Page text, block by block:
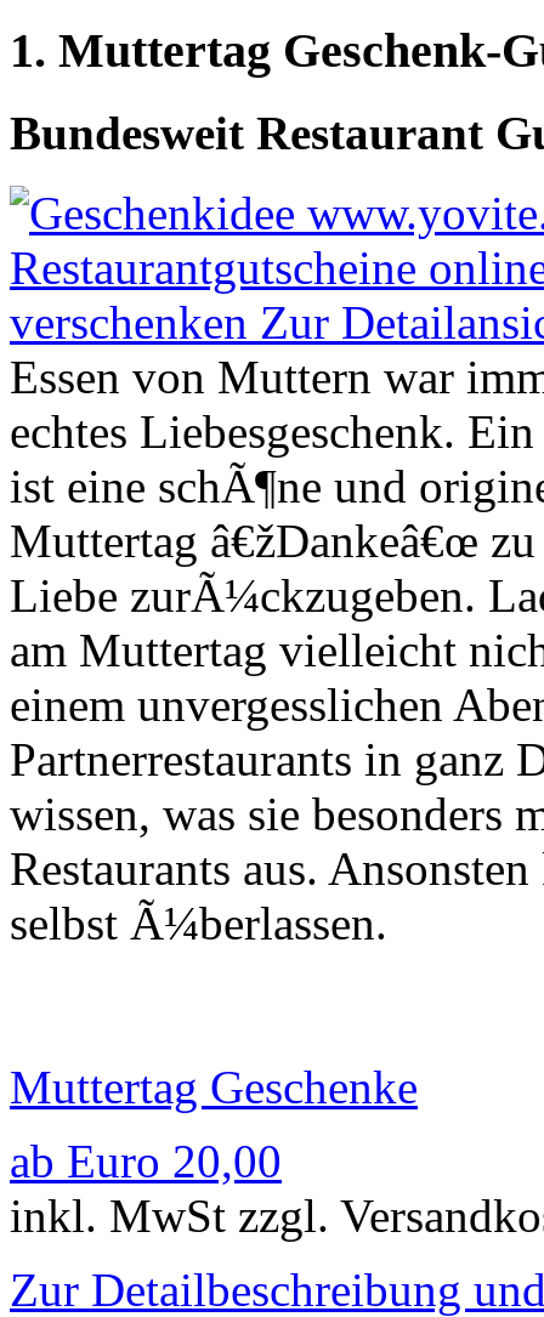
1. Muttertag Geschenk-
Bundesweit Restaurant
Essen von Muttern war
echtes Liebesgeschenk.
ist eine schÃ¶ne und
Muttertag â€žDankeâ€œ
Liebe zurÃ¼ckzugeben.
am Muttertag vielleicht
einem unvergesslichen
Partnerrestaurants in ganz
wissen, was sie besonders
Restaurants aus.
selbst Ã¼berlassen.
Muttertag Geschenke
ab Euro 20,00
inkl. MwSt zzgl.
Zur Detailbeschreibung